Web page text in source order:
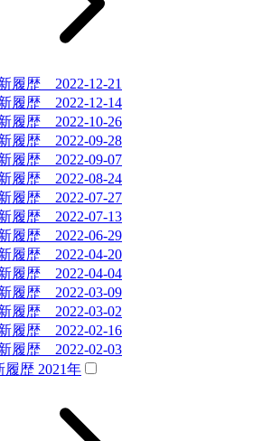
履歴 2022-12-21
履歴 2022-12-14
履歴 2022-10-26
履歴 2022-09-28
履歴 2022-09-07
履歴 2022-08-24
履歴 2022-07-27
履歴 2022-07-13
履歴 2022-06-29
履歴 2022-04-20
履歴 2022-04-04
履歴 2022-03-09
履歴 2022-03-02
履歴 2022-02-16
履歴 2022-02-03
履歴 2021年